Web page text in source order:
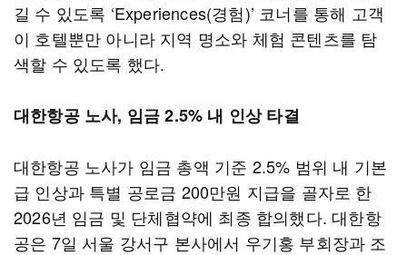
길 수 있도록 ‘Experiences(경험)’ 코너를 통해 고객
이 호텔뿐만 아니라 지역 명소와 체험 콘텐츠를 탐
색할 수 있도록 했다.
대한항공 노사, 임금 2.5% 내 인상 타결
대한항공 노사가 임금 총액 기준 2.5% 범위 내 기본
급 인상과 특별 공로금 200만원 지급을 골자로 한
2026년 임금 및 단체협약에 최종 합의했다. 대한항
공은 7일 서울 강서구 본사에서 우기홍 부회장과 조